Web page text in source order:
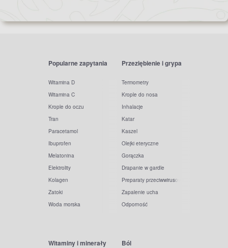
Popularne zapytania
Witamina D
Witamina C
Krople do oczu
Tran
Paracetamol
Ibuprofen
Melatonina
Elektrolity
Kolagen
Zatoki
Woda morska
Przeziębienie i grypa
Termometry
Krople do nosa
Inhalacje
Katar
Kaszel
Olejki eteryczne
Gorączka
Drapanie w gardle
Preparaty przeciwwirusowe
Zapalenie ucha
Odporność
Witaminy i minerały Ból